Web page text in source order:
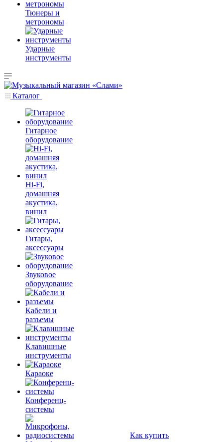
Тюнеры и
метрономы
Ударные
инструменты
Каталог
Гитарное
оборудование
Hi-Fi,
домашняя
акустика,
винил
Гитары,
аксессуары
Звуковое
оборудование
Кабели и
разъемы
Клавишные
инструменты
Караоке
Конференц-
системы
Как купить